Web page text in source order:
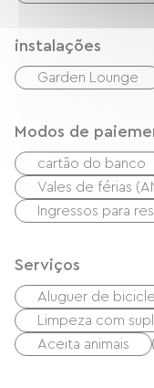
instalações
Garden Lounge
Modos de
cartão do banco
Vales de férias
Ingressos para
Serviços
Aluguer de
Limpeza com
Aceita animais